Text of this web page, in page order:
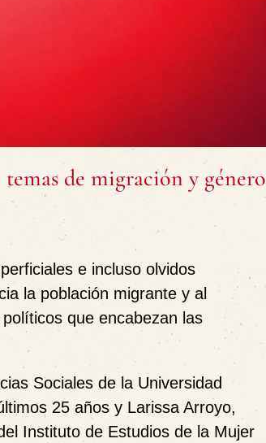
de migración y género
e incluso olvidos
la población migrante y al
que encabezan las
Sociales de la Universidad
25 años y Larissa Arroyo,
Instituto de Estudios de la Mujer